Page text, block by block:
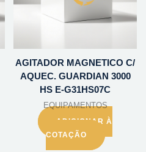
AGITADOR MAGNETICO C/
AQUEC. GUARDIAN 3000
HS E-G31HS07C
EQUIPAMENTOS
ADICIONAR À
COTAÇÃO